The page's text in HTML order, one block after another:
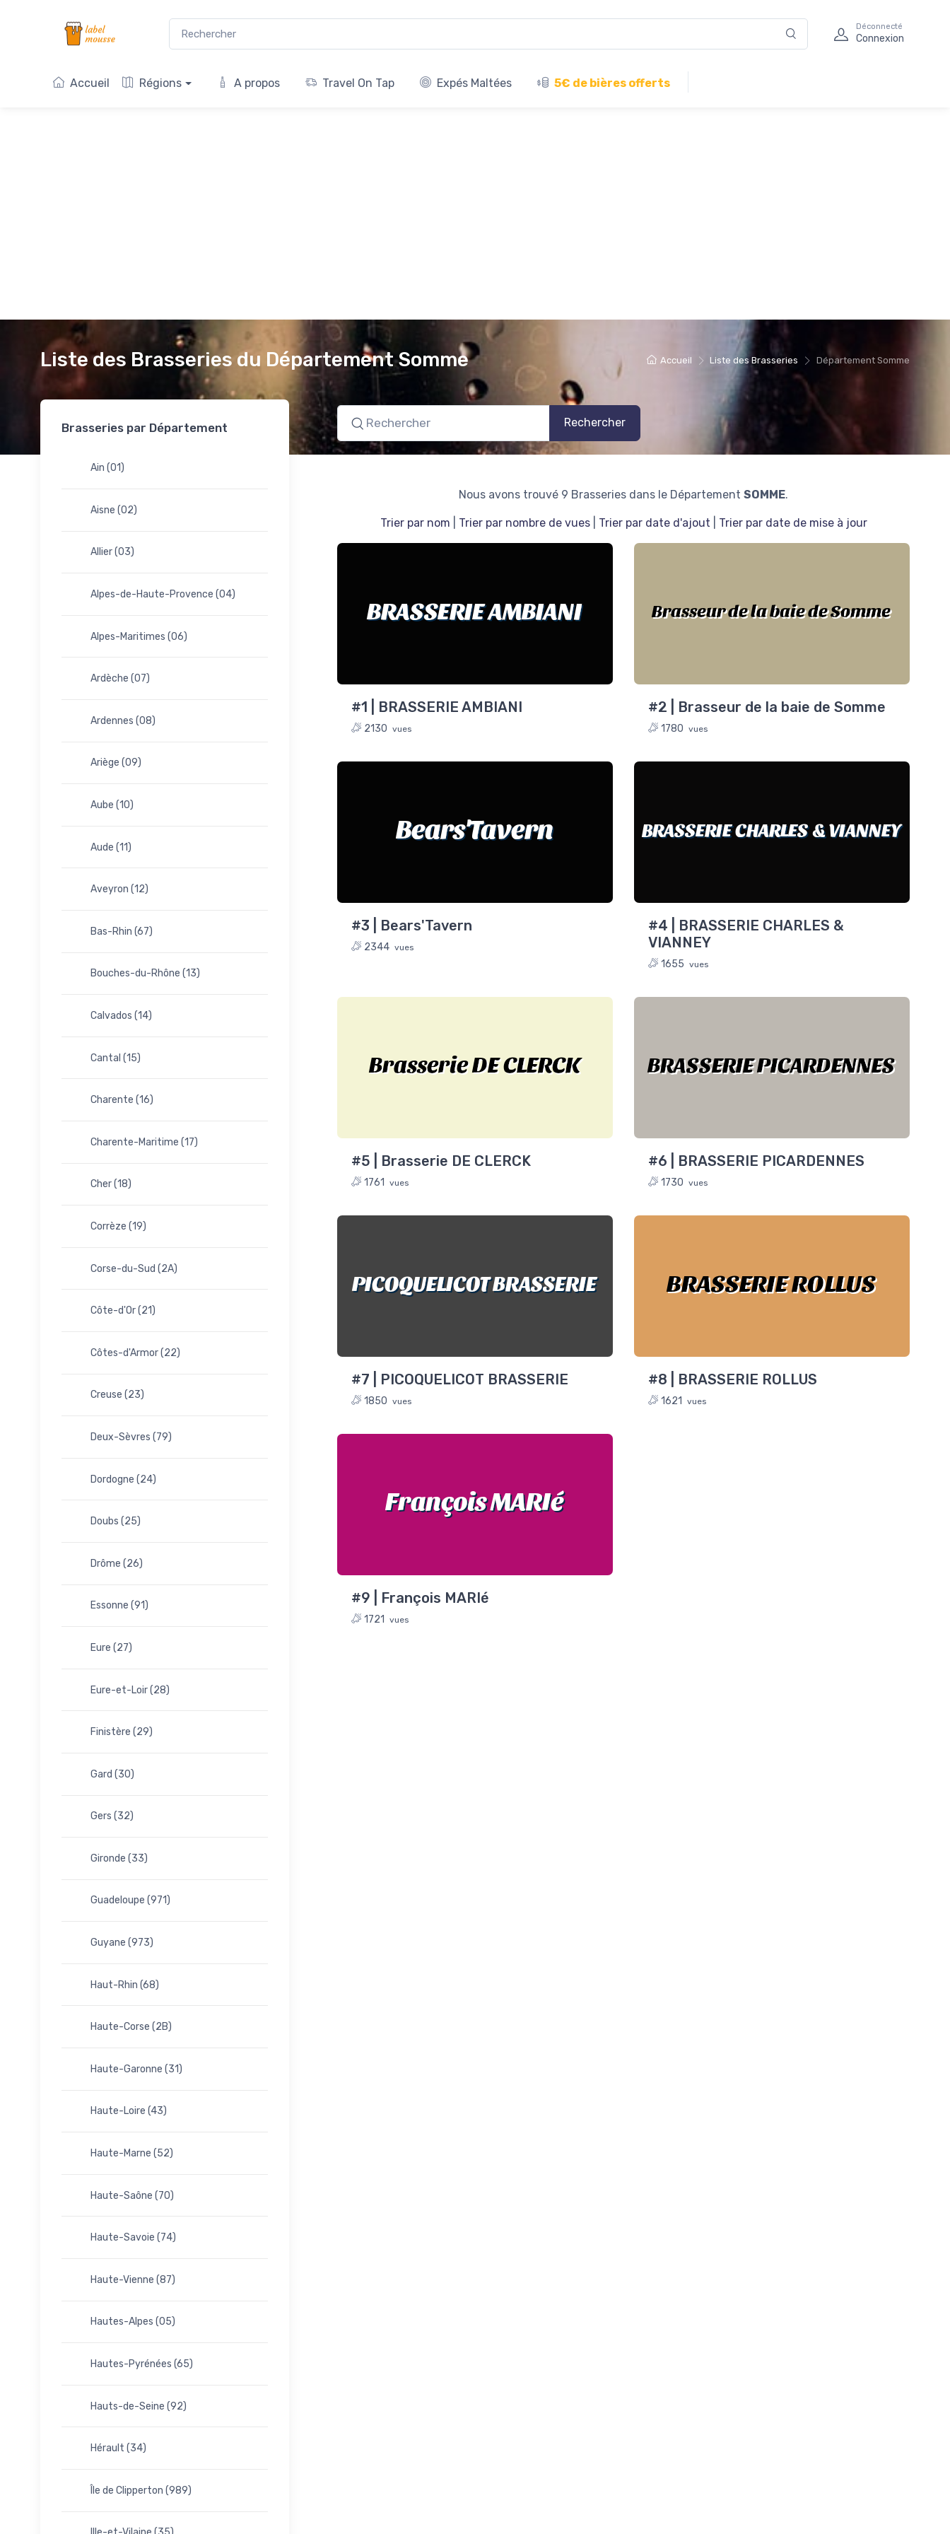
Déconnecté
Connexion
Accueil Régions A propos Travel On Tap Expés Maltées 5€ de bières offerts
Accueil Liste des Brasseries Département Somme
Liste des Brasseries du Département Somme
Brasseries par Département
Ain (01)
Aisne (02)
Allier (03)
Alpes-de-Haute-Provence (04)
Alpes-Maritimes (06)
Ardèche (07)
Ardennes (08)
Ariège (09)
Aube (10)
Aude (11)
Aveyron (12)
Bas-Rhin (67)
Bouches-du-Rhône (13)
Calvados (14)
Cantal (15)
Charente (16)
Charente-Maritime (17)
Cher (18)
Corrèze (19)
Corse-du-Sud (2A)
Côte-d'Or (21)
Côtes-d'Armor (22)
Creuse (23)
Deux-Sèvres (79)
Dordogne (24)
Doubs (25)
Drôme (26)
Essonne (91)
Eure (27)
Eure-et-Loir (28)
Finistère (29)
Gard (30)
Gers (32)
Gironde (33)
Guadeloupe (971)
Guyane (973)
Haut-Rhin (68)
Haute-Corse (2B)
Haute-Garonne (31)
Haute-Loire (43)
Haute-Marne (52)
Haute-Saône (70)
Haute-Savoie (74)
Haute-Vienne (87)
Hautes-Alpes (05)
Hautes-Pyrénées (65)
Hauts-de-Seine (92)
Hérault (34)
Île de Clipperton (989)
Rechercher
Nous avons trouvé 9 Brasseries dans le Département SOMME.
Trier par nom Trier par nombre de vues| Trier par date d'ajout Trier par date de mise à jour
BRASSERIE AMBIANI
#1 | BRASSERIE AMBIANI
2130 vues
Brasseur de la baie de Somme
#2 | Brasseur de la baie de Somme
1780 vues
Bears'Tavern
#3 | Bears'Tavern
2344 vues
BRASSERIE CHARLES & VIANNEY
#4 | BRASSERIE CHARLES &
VIANNEY
1655 vues
Brasserie DE CLERCK
#5 | Brasserie DE CLERCK
1761 vues
BRASSERIE PICARDENNES
#6 | BRASSERIE PICARDENNES
1730 vues
PICOQUELICOT BRASSERIE
#7 | PICOQUELICOT BRASSERIE
1850 vues
BRASSERIE ROLLUS
#8 | BRASSERIE ROLLUS
1621 vues
François MARIé
#9 | François MARIé
1721 vues